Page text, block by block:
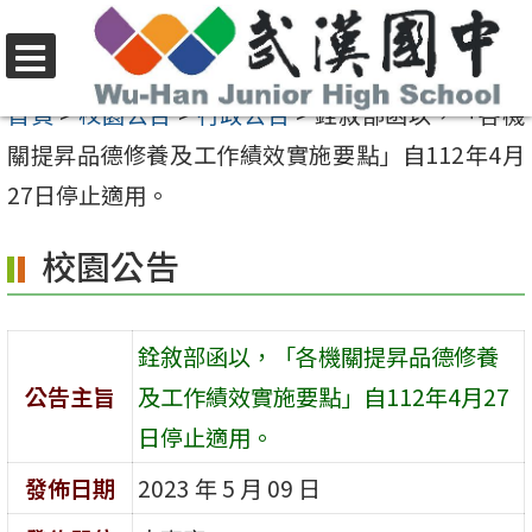
至
要
內
區
選
單
首頁>校園公告>行政公告>銓敘部函以，「各機
關提昇品德修養及工作績效實施要點」自112年4月
27日停止適用。
校園公告
公告主旨
銓敘部函以，「各機關提昇品德修養
及工作績效實施要點」自112年4月27
日停止適用。
發佈日期
2023 年 5 月 09 日